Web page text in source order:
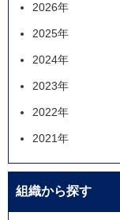
2026年
2025年
2024年
2023年
2022年
2021年
組織から探す